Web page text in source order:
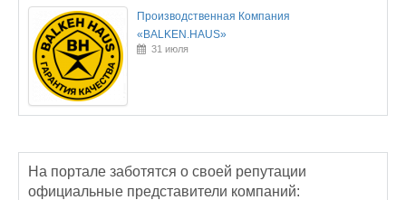
Производственная Компания
«BALKEN.HAUS»
31 июля
На портале заботятся о своей репутации
официальные представители компаний: